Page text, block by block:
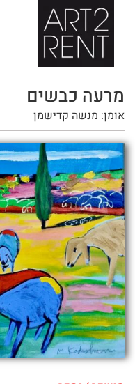
מרעה כבשים
אומן: מנשה קדישמן